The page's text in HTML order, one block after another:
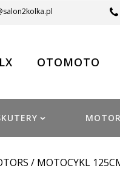
OTOMOTO
/ MOTOCYKL